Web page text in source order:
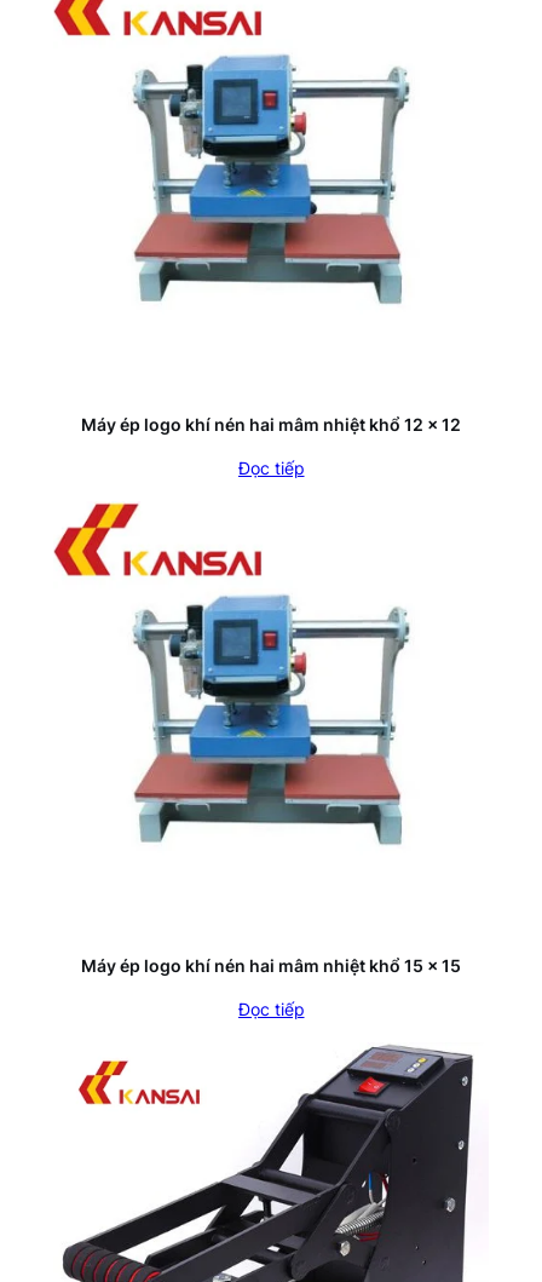
Máy ép logo khí nén hai mâm nhiệt khổ 12 x 12
Đọc tiếp
Máy ép logo khí nén hai mâm nhiệt khổ 15 x 15
Đọc tiếp